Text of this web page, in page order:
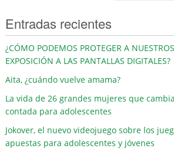
Entradas recientes
¿CÓMO PODEMOS PROTEGER A
EXPOSICIÓN A LAS PANTALLAS DIGITALES?
Aita, ¿cuándo vuelve amama?
La vida de 26 grandes mujeres que
contada para adolescentes
Jokover, el nuevo videojuego sobre los
apuestas para adolescentes y jóvenes